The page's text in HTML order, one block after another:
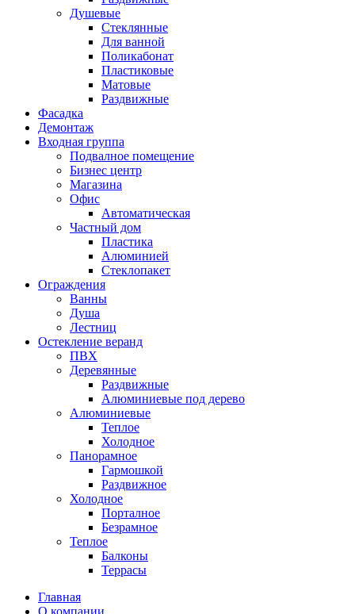
Душевые
Стеклянные
Для ванной
Поликабонат
Пластиковые
Матовые
Раздвижные
Фасадка
Демонтаж
Входная группа
Подвалное помещение
Бизнес центр
Магазина
Офис
Автоматическая
Частный дом
Пластика
Алюминией
Стеклопакет
Ограждения
Ванны
Душа
Лестниц
Остекление веранд
ПВХ
Деревянные
Раздвижные
Алюминиевые под дерево
Алюминиевые
Теплое
Холодное
Панорамное
Гармошкой
Раздвижное
Холодное
Порталное
Безрамное
Теплое
Балконы
Террасы
Главная
О компании